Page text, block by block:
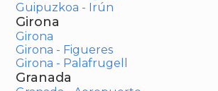
Guipuzkoa - Irún
Girona
Girona
Girona - Figueres
Girona - Palafrugell
Granada